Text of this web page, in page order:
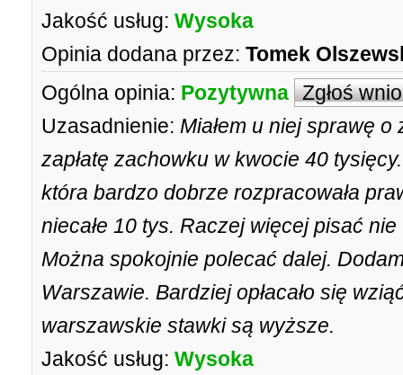
Jakość usług: Wysoka
Opinia dodana przez: Tomek
Ogólna opinia: Pozytywna Zgłoś
Uzasadnienie: Miałem u niej sprawę
zapłatę zachowku w kwocie 40
która bardzo dobrze rozpracowała
niecałe 10 tys. Raczej więcej pisać
Można spokojnie polecać dalej.
Warszawie. Bardziej opłacało się
warszawskie stawki są wyższe.
Jakość usług: Wysoka